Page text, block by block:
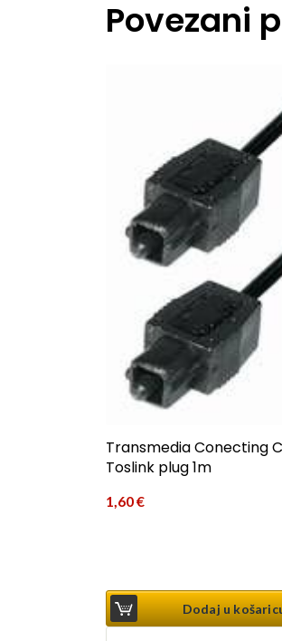
Povezani
Transmedia Conecting
Toslink plug 1m
1,60€
Dodaj u